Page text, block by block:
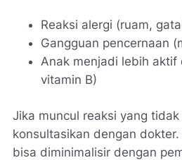
Reaksi alergi (ruam,
Gangguan pencernaan
Anak menjadi lebih
vitamin B)
Jika muncul reaksi yang
konsultasikan dengan
bisa diminimalisir dengan